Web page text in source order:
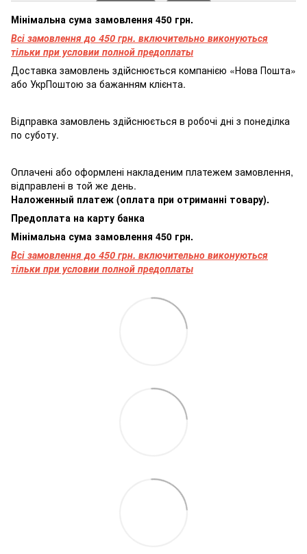
Мінімальна сума замовлення 450 грн.
Всі замовлення до 450 грн. включительно виконуються
тільки при условии полной предоплаты
Доставка замовлень здійснюється компанією «Нова Пошта»
або УкрПоштою за бажанням клієнта.
Відправка замовлень здійснюється в робочі дні з понеділка
по суботу.
Оплачені або оформлені накладеним платежем замовлення,
відправлені в той же день.
Наложенный платеж (оплата при отриманні товару).
Предоплата на карту банка
Мінімальна сума замовлення 450 грн.
Всі замовлення до 450 грн. включительно виконуються
тільки при условии полной предоплаты